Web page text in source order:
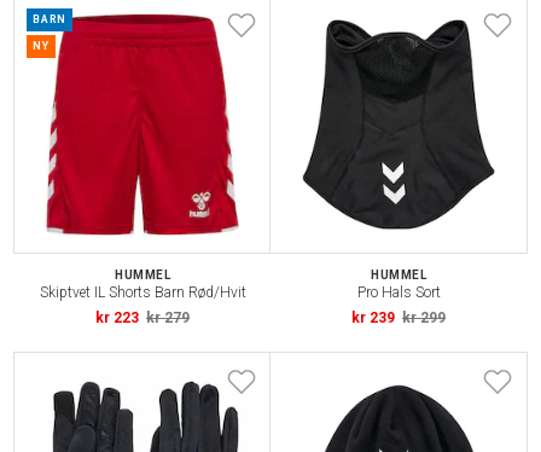
BARN
NY
HUMMEL
Skiptvet IL Shorts Barn Rød/Hvit
kr 223 kr 279
HUMMEL
Pro Hals Sort
kr 239 kr 299